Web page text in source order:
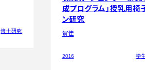
修士研究
成プログラム」授乳用椅
ン研究
賀佳
2016 学